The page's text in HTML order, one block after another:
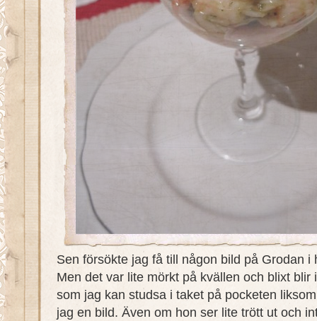
Sen försökte jag få till någon bild på Grodan i
Men det var lite mörkt på kvällen och blixt blir
som jag kan studsa i taket på pocketen
jag en bild. Även om hon ser lite trött ut och